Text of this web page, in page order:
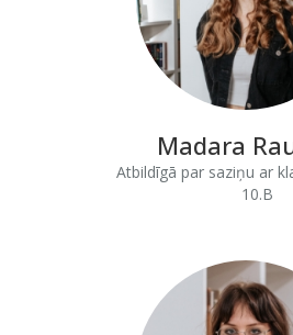
Madara
Atbildīgā par saziņu ar
10.B